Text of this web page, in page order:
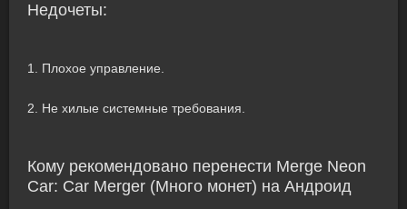
Недочеты:
1. Плохое управление.
2. Не хилые системные требования.
Кому рекомендовано перенести Merge Neon
Car: Car Merger (Много монет) на Андроид